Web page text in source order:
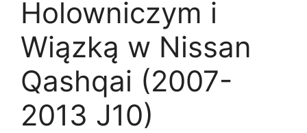
Holowniczym i
Wiązką w Nissan
Qashqai (2007-
2013 J10)